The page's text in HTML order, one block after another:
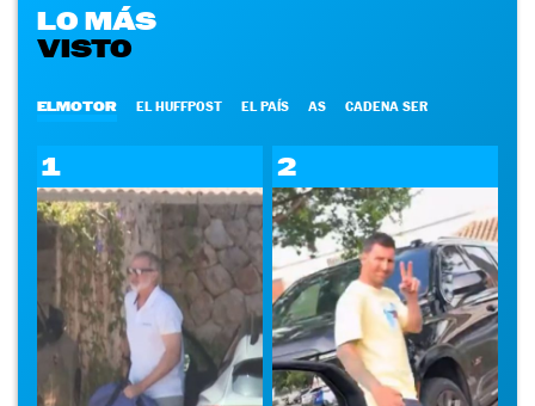
LO MÁS
VISTO
ELMOTOR EL HUFFPOST EL PAÍS AS CADENA SER
1 2